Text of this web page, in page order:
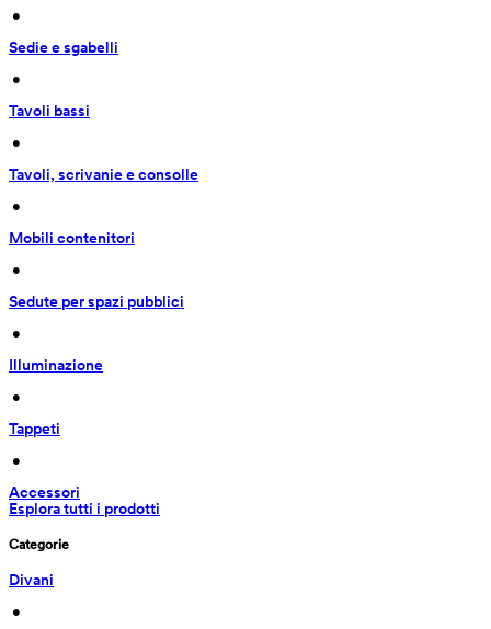
•
Sedie e sgabelli
•
Tavoli bassi
•
Tavoli, scrivanie e consolle
•
Mobili contenitori
•
Sedute per spazi pubblici
•
Illuminazione
•
Tappeti
•
Accessori
Esplora tutti i prodotti
Categorie
Divani
•